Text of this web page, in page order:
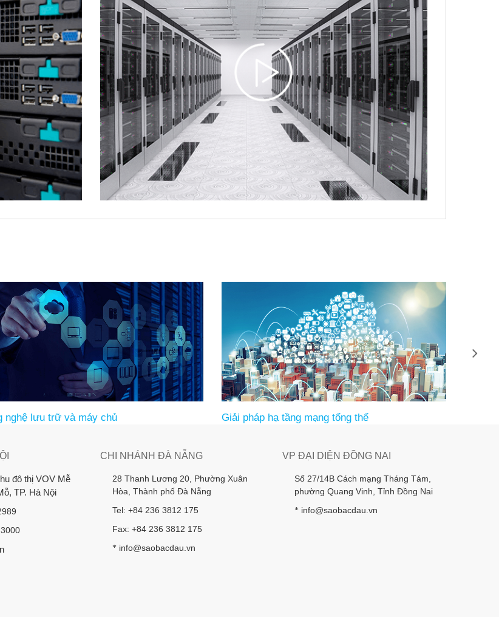
nghệ lưu trữ và máy chủ Giải pháp hạ tầng mạng tổng thể
đô thị VOV Mễ
TP. Hà Nội
CHI NHÁNH ĐÀ NẴNG
28 Thanh Lương 20, Phường Xuân
Hòa, Thành phố Đà Nẵng
Tel: +84 236 3812 175
Fax: +84 236 3812 175
* info@saobacdau.vn
VP ĐẠI DIỆN ĐỒNG NAI
Số 27/14B Cách mạng Tháng Tám,
phường Quang Vinh, Tỉnh Đồng Nai
* info@saobacdau.vn